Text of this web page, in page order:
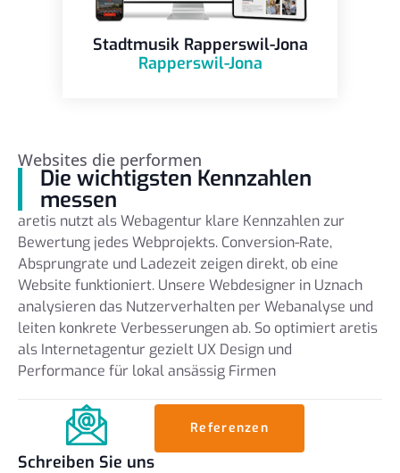
Stadtmusik Rapperswil-Jona
Rapperswil-Jona
Websites die performen
Die wichtigsten Kennzahlen
messen
aretis nutzt als Webagentur klare Kennzahlen zur
Bewertung jedes Webprojekts. Conversion-Rate,
Absprungrate und Ladezeit zeigen direkt, ob eine
Website funktioniert. Unsere Webdesigner in Uznach
analysieren das Nutzerverhalten per Webanalyse und
leiten konkrete Verbesserungen ab. So optimiert aretis
als Internetagentur gezielt UX Design und
Performance für lokal ansässig Firmen
Schreiben Sie uns
Referenzen